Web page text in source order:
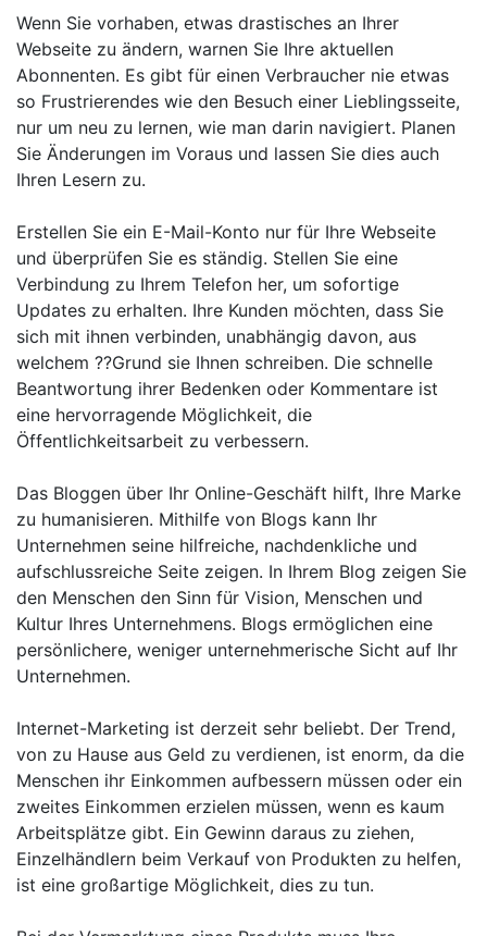
Wenn Sie vorhaben, etwas drastisches an Ihrer
Webseite zu ändern, warnen Sie Ihre aktuellen
Abonnenten. Es gibt für einen Verbraucher nie etwas
so Frustrierendes wie den Besuch einer Lieblingsseite,
nur um neu zu lernen, wie man darin navigiert. Planen
Sie Änderungen im Voraus und lassen Sie dies auch
Ihren Lesern zu.
Erstellen Sie ein E-Mail-Konto nur für Ihre Webseite
und überprüfen Sie es ständig. Stellen Sie eine
Verbindung zu Ihrem Telefon her, um sofortige
Updates zu erhalten. Ihre Kunden möchten, dass Sie
sich mit ihnen verbinden, unabhängig davon, aus
welchem ??Grund sie Ihnen schreiben. Die schnelle
Beantwortung ihrer Bedenken oder Kommentare ist
eine hervorragende Möglichkeit, die
Öffentlichkeitsarbeit zu verbessern.
Das Bloggen über Ihr Online-Geschäft hilft, Ihre Marke
zu humanisieren. Mithilfe von Blogs kann Ihr
Unternehmen seine hilfreiche, nachdenkliche und
aufschlussreiche Seite zeigen. In Ihrem Blog zeigen Sie
den Menschen den Sinn für Vision, Menschen und
Kultur Ihres Unternehmens. Blogs ermöglichen eine
persönlichere, weniger unternehmerische Sicht auf Ihr
Unternehmen.
Internet-Marketing ist derzeit sehr beliebt. Der Trend,
von zu Hause aus Geld zu verdienen, ist enorm, da die
Menschen ihr Einkommen aufbessern müssen oder ein
zweites Einkommen erzielen müssen, wenn es kaum
Arbeitsplätze gibt. Ein Gewinn daraus zu ziehen,
Einzelhändlern beim Verkauf von Produkten zu helfen,
ist eine großartige Möglichkeit, dies zu tun.